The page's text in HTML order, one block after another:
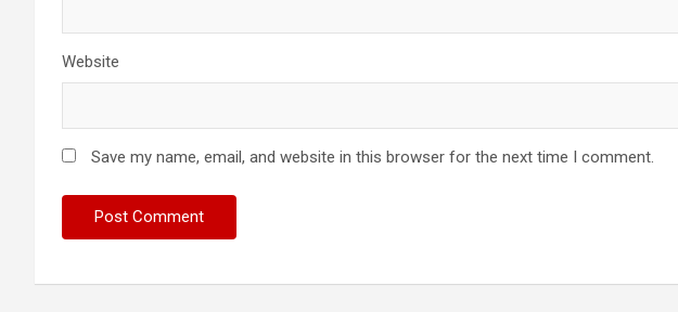
Website
Save my name, email, and website in this browser for the next time I comment.